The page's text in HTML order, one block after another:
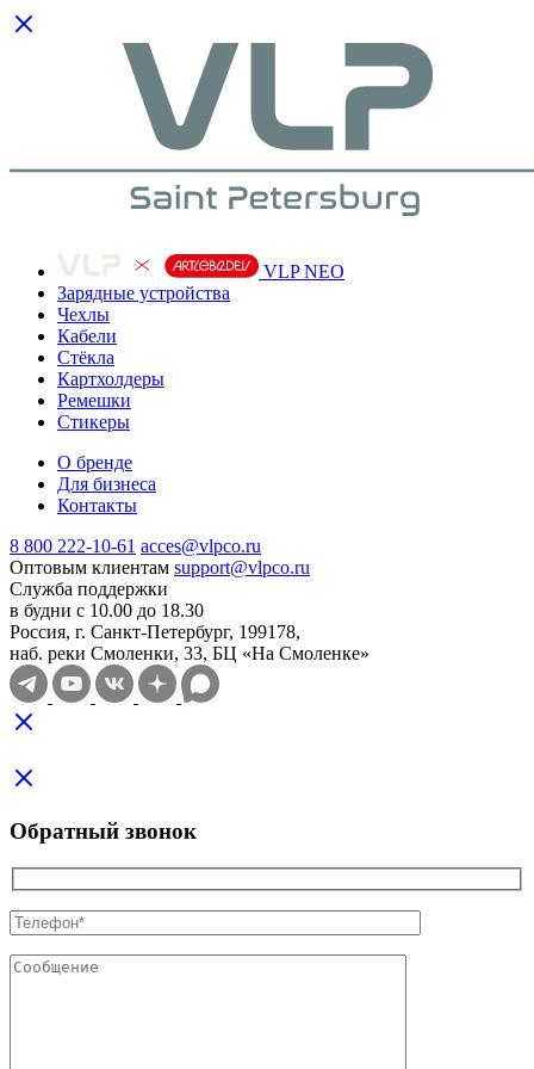
VLP NEO
Зарядные устройства
Чехлы
Кабели
Cтёкла
Картхолдеры
Ремешки
Стикеры
О бренде
Для бизнеса
Контакты
8 800 222-10-61 acces@vlpco.ru
Оптовым клиентам support@vlpco.ru
Служба поддержки
в будни с 10.00 до 18.30
Россия, г. Санкт-Петербург, 199178,
наб. реки Смоленки, 33, БЦ «На Смоленке»
Обратный звонок